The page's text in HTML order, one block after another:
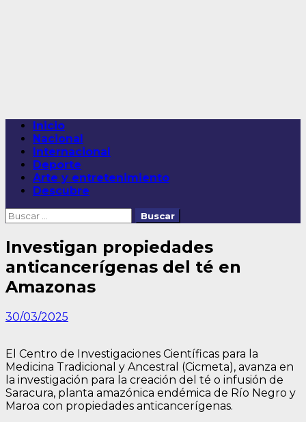
Menú
principal
Inicio
Nacional
Internacional
Deporte
Arte y entretenimiento
Descubre
Buscar:
Investigan propiedades
anticancerígenas del té en
Amazonas
30/03/2025
El Centro de Investigaciones Científicas para la
Medicina Tradicional y Ancestral (Cicmeta), avanza en
la investigación para la creación del té o infusión de
Saracura, planta amazónica endémica de Río Negro y
Maroa con propiedades anticancerígenas.